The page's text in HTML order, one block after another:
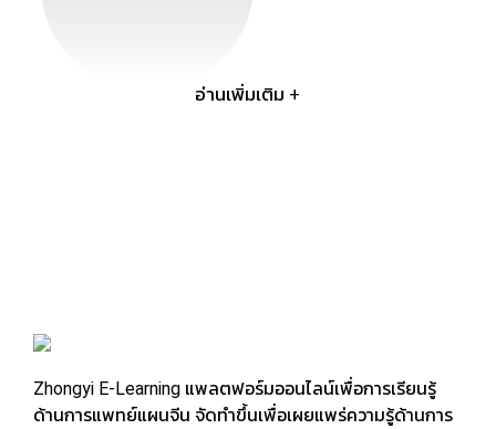
Moxibustion and Tuina.
Tianjin University of Traditional Chinese Medicine.
อ่านเพิ่มเติม +
Zhongyi E-Learning แพลตฟอร์มออนไลน์เพื่อการเรียนรู้
ด้านการแพทย์แผนจีน จัดทำขึ้นเพื่อเผยแพร่ความรู้ด้านการ